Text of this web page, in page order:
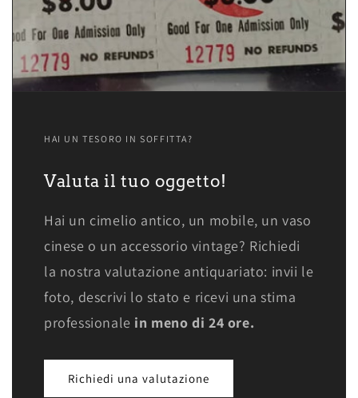
HAI UN TESORO IN SOFFITTA?
Valuta il tuo oggetto!
Hai un cimelio antico, un mobile, un vaso
cinese o un accessorio vintage? Richiedi
la nostra valutazione antiquariato: invii le
foto, descrivi lo stato e ricevi una stima
professionale in meno di 24 ore.
Richiedi una valutazione